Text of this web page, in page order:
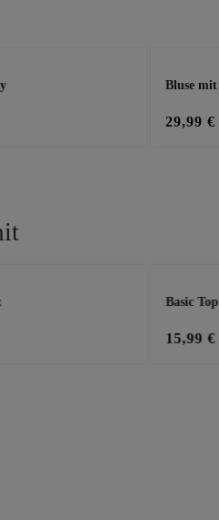
Bluse
29,99 €
Basic
15,99 €